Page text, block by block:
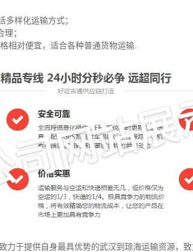
样化运输方式；
；
相对便宜，适合各种普通货物运输.
力于提供自身最具优势的武汉到琼海运输资源，